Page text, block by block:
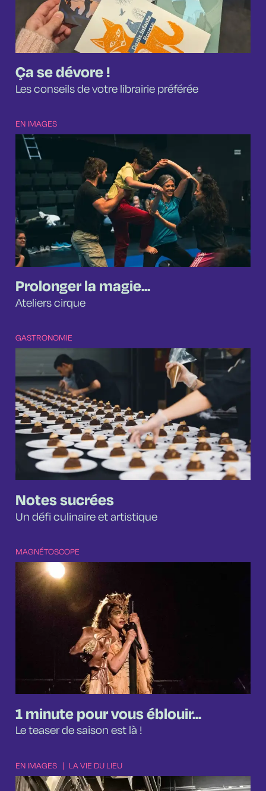
Ça se dévore !
Les conseils de votre librairie préférée
EN IMAGES
Prolonger la magie...
Ateliers cirque
GASTRONOMIE
Notes sucrées
Un défi culinaire et artistique
MAGNÉTOSCOPE
1 minute pour vous éblouir...
Le teaser de saison est là !
EN IMAGES LA VIE DU LIEU